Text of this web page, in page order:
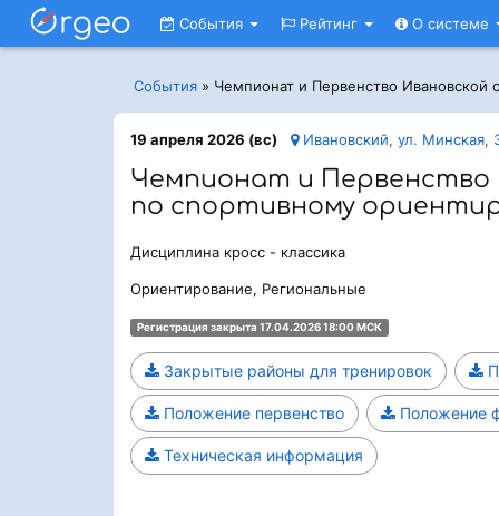
События Рейтинг О системе
События » Чемпионат и Первенство Ивановской
19 апреля 2026 (вс) Ивановский, ул. Минская,
Чемпионат и Первенство
по спортивному
Дисциплина кросс - классика
Ориентирование, Региональные
Регистрация закрыта 17.04.2026 18:00 МСК
Закрытые районы для тренировок
Положение первенство Положение
Техническая информация